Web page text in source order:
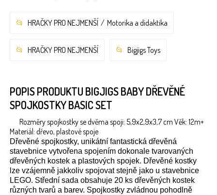
HRAČKY PRO NEJMENŠÍ Motorika a didaktika
HRAČKY PRO NEJMENŠÍ Bigjigs Toys
POPIS PRODUKTU BIGJIGS BABY DŘEVĚNÉ
SPOJKOSTKY BASIC SET
Rozměry spojkostky se dvěma spoji: 5,9x2,9x3,7 cm Věk: 12m+
Materiál: dřevo, plastové spoje
Dřevěné spojkostky, unikátní fantastická dřevěná
stavebnice vytvořena spojením dokonale tvarovaných
dřevěných kostek a plastových spojek. Dřevěné kostky
lze vzájemně jakkoliv spojovat stejně jako u stavebnice
LEGO. Střední sada obsahuje 20 ks dřevěných kostek
různých tvarů a barev. Spojkostky zvládnou pohodlně